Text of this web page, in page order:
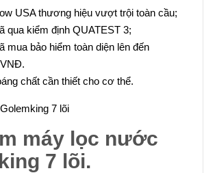
USA thương hiệu vượt trội toàn cầu;
qua kiểm định QUATEST 3;
mua bảo hiểm toàn diện lên đến
chất cần thiết cho cơ thể.
7 lõi
máy lọc nước
7 lõi.